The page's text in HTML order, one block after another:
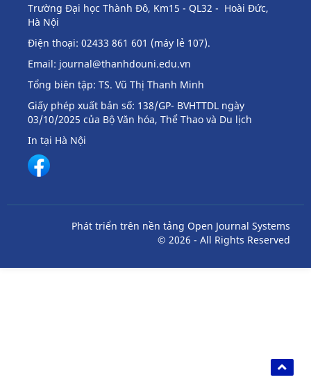
Trường Đại học Thành Đô, Km15 - QL32 - Hoài Đức,
Hà Nội
Điện thoại: 02433 861 601 (máy lẻ 107).
Email: journal@thanhdouni.edu.vn
Tổng biên tập: TS. Vũ Thị Thanh Minh
Giấy phép xuất bản số: 138/GP- BVHTTDL ngày
03/10/2025 của Bộ Văn hóa, Thể Thao và Du lịch
In tại Hà Nội
Phát triển trên nền tảng Open Journal Systems
© 2026 - All Rights Reserved